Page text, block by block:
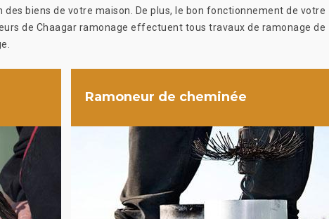
biens de votre maison. De plus, le bon fonctionnement de votre
de Chaagar ramonage effectuent tous travaux de ramonage de
Ramoneur de cheminée